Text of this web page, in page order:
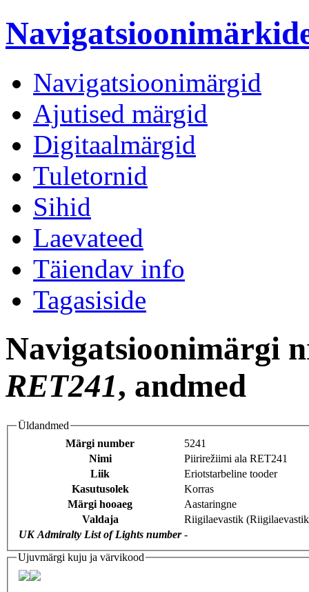
Navigatsioonimärgid
Ajutised märgid
Digitaalmärgid
Tuletornid
Sihid
Laevateed
Täiendav info
Tagasiside
Navigatsioonimärgi
RET241, andmed
Üldandmed
Märgi number
5241
Nimi
Piirirežiimi ala RET241
Liik
Eriotstarbeline tooder
Kasutusolek
Korras
Märgi hooaeg
Aastaringne
Valdaja
Riigilaevastik
UK Admiralty List of Lights number -
Ujuvmärgi kuju ja värvikood